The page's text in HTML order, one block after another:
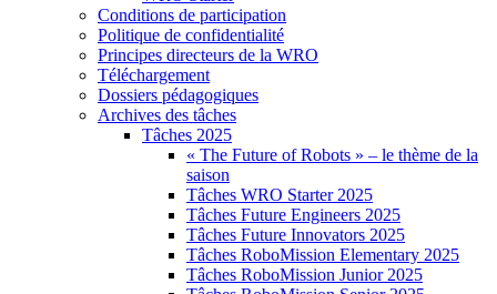
Conditions de participation
Politique de confidentialité
Principes directeurs de la WRO
Téléchargement
Dossiers pédagogiques
Archives des tâches
Tâches 2025
« The Future of Robots » – le thème de la
saison
Tâches WRO Starter 2025
Tâches Future Engineers 2025
Tâches Future Innovators 2025
Tâches RoboMission Elementary 2025
Tâches RoboMission Junior 2025